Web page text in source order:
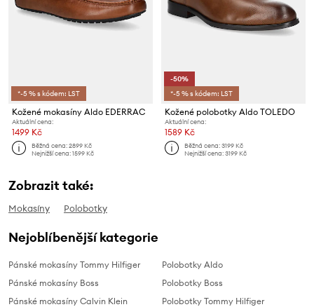
*-5 % s kódem: LST
Kožené mokasíny Aldo EDERRAC
Aktuální cena:
1499 Kč
Běžná cena:2899 Kč
Nejnižší cena:1599 Kč
-50%
*-5 % s kódem: LST
Kožené polobotky Aldo TOLEDO
Aktuální cena:
1589 Kč
Běžná cena:3199 Kč
Nejnižší cena:3199 Kč
Zobrazit také:
Mokasíny Polobotky
Nejoblíbenější kategorie
Pánské mokasíny Tommy Hilfiger
Pánské mokasíny Boss
Pánské mokasíny Calvin Klein
Polobotky Aldo
Polobotky Boss
Polobotky Tommy Hilfiger